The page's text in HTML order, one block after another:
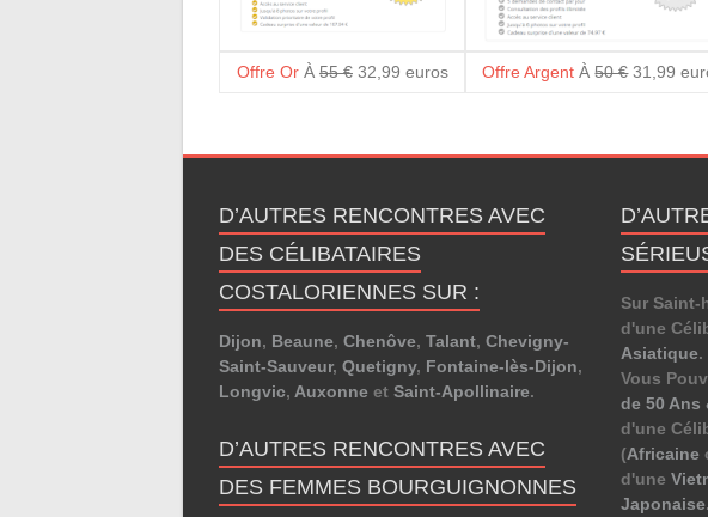
Offre OrÀ 55 €32,99 euros Offre Argent À50 €31,99
D’AUTRES RENCONTRES AVEC
DES CÉLIBATAIRES
COSTALORIENNES SUR :
Dijon, Beaune, Chenôve, Talant, Chevigny-
Saint-Sauveur, Quetigny, Fontaine-lès-Dijon,
Longvic, Auxonne et Saint-Apollinaire.
D’AUTRES RENCONTRES AVEC
DES FEMMES BOURGUIGNONNES
Sur Saint-
d'une
Asiatique.
Vous
de 50 Ans
d'une
(Africaine
d'une
Japonaise.